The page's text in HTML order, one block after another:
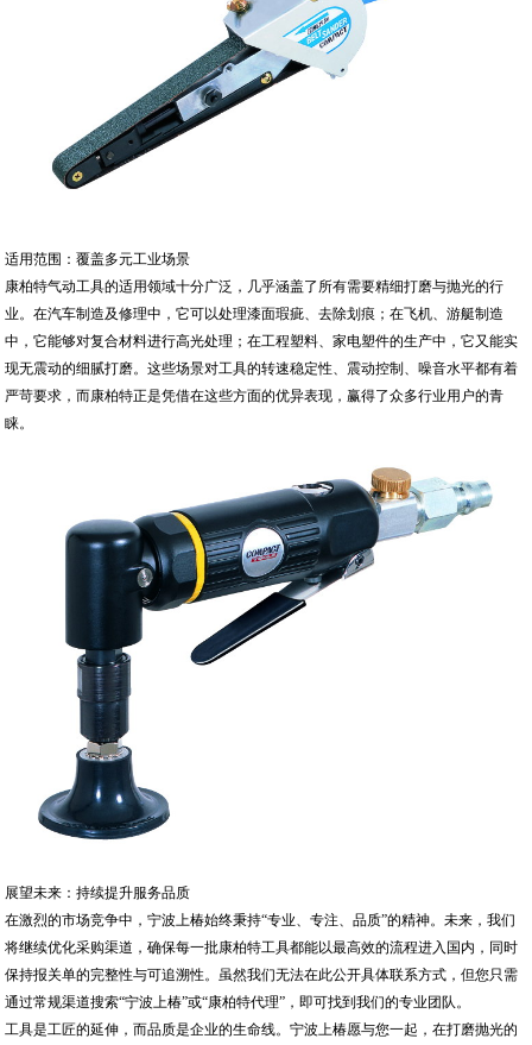
适用范围：覆盖多元工业场景
康柏特气动工具的适用领域十分广泛，几乎涵盖了所有需要精细打磨与抛光的行
业。在汽车制造及修理中，它可以处理漆面瑕疵、去除划痕；在飞机、游艇制造
中，它能够对复合材料进行高光处理；在工程塑料、家电塑件的生产中，它又能实
现无震动的细腻打磨。这些场景对工具的转速稳定性、震动控制、噪音水平都有着
严苛要求，而康柏特正是凭借在这些方面的优异表现，赢得了众多行业用户的青
睐。
展望未来：持续提升服务品质
在激烈的市场竞争中，宁波上椿始终秉持“专业、专注、品质”的精神。未来，我们
将继续优化采购渠道，确保每一批康柏特工具都能以最高效的流程进入国内，同时
保持报关单的完整性与可追溯性。虽然我们无法在此公开具体联系方式，但您只需
通过常规渠道搜索“宁波上椿”或“康柏特代理”，即可找到我们的专业团队。
工具是工匠的延伸，而品质是企业的生命线。宁波上椿愿与您一起，在打磨抛光的